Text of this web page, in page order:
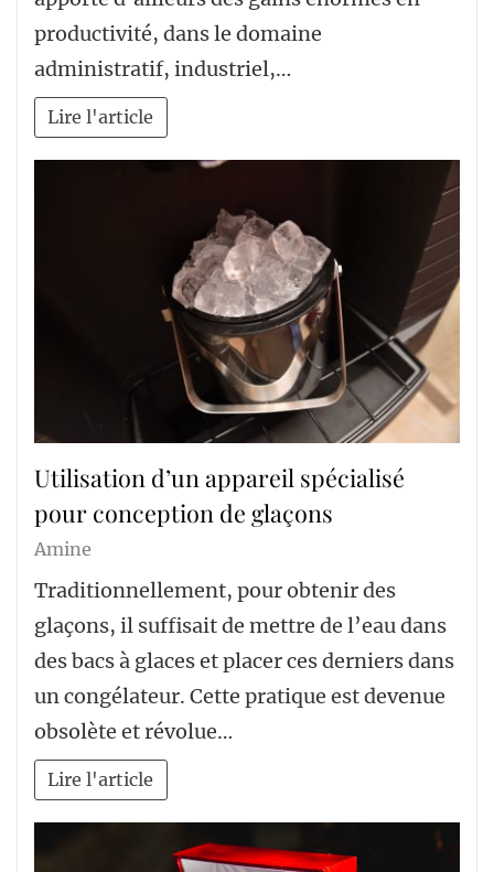
productivité, dans le domaine
administratif, industriel,…
Lire l'article
Utilisation d’un appareil spécialisé
pour conception de glaçons
Amine
Traditionnellement, pour obtenir des
glaçons, il suffisait de mettre de l’eau dans
des bacs à glaces et placer ces derniers dans
un congélateur. Cette pratique est devenue
obsolète et révolue…
Lire l'article